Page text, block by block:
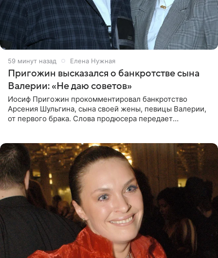
59 минут назад Елена Нужная
Пригожин высказался о банкротстве сына
Валерии: «Не даю советов»
Иосиф Пригожин прокомментировал банкротство
Арсения Шульгина, сына своей жены, певицы Валерии,
от первого брака. Слова продюсера передает